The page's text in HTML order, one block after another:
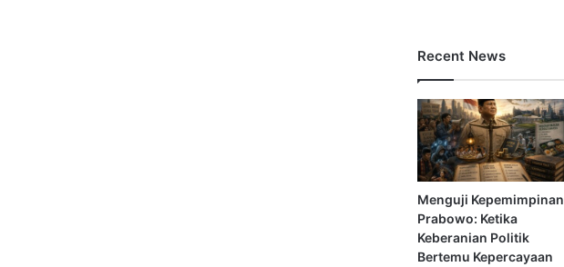
Recent News
Menguji Kepemimpinan
Prabowo: Ketika
Keberanian Politik
Bertemu Kepercayaan